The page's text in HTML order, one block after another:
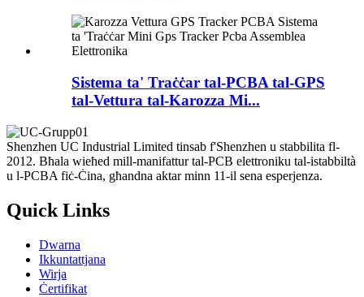
Sistema ta' Traċċar tal-PCBA tal-GPS
tal-Vettura tal-Karozza Mi...
Shenzhen UC Industrial Limited tinsab f'Shenzhen u stabbilita fl-
2012. Bħala wieħed mill-manifattur tal-PCB elettroniku tal-istabbiltà
u l-PCBA fiċ-Ċina, għandna aktar minn 11-il sena esperjenza.
Quick Links
Dwarna
Ikkuntattjana
Wirja
Ċertifikat